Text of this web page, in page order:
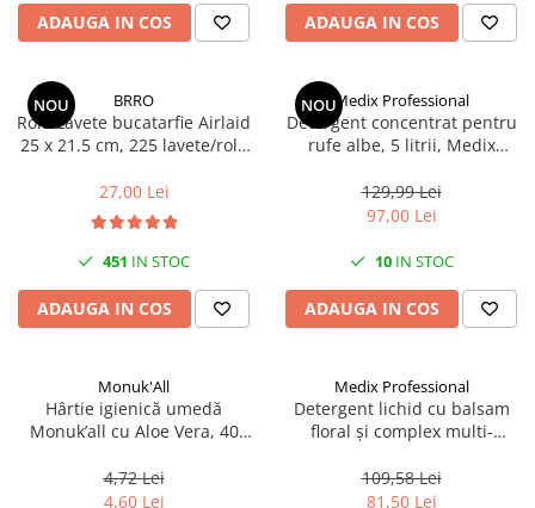
Sfoara si franghii
prindere
Mufe si conectori irigare
Pavaje si borduri
Programatoare stropire
Termometre Meteo
Unelte gradinarit
Pentru toaleta si wc
Solutii pentru suprafetele din lemn
Solutii specializate
Solutii profesionale pentru
Solutii professionale pentru
ADAUGA IN COS ADAUGA IN COS
NOU BRRO
Rola Lavete bucatarfie Airlaid
25 x 21.5 cm, 225 lavete/rola
27,00 Lei
451 IN STOC
ADAUGA IN COS
NOUMedix Professional
Detergent concentrat pentru
rufe albe, 5 litrii, Medix
129,99 Lei
97,00 Lei
10IN STOC
ADAUGA IN COS
Monuk'All
Hârtie igienică umedă
Monuk’all cu Aloe Vera, 40
alcool
4,72 Lei
4,60 Lei
Medix Professional
Detergent lichid cu balsam
floral și complex multi-
Professional
109,58 Lei
81,50 Lei